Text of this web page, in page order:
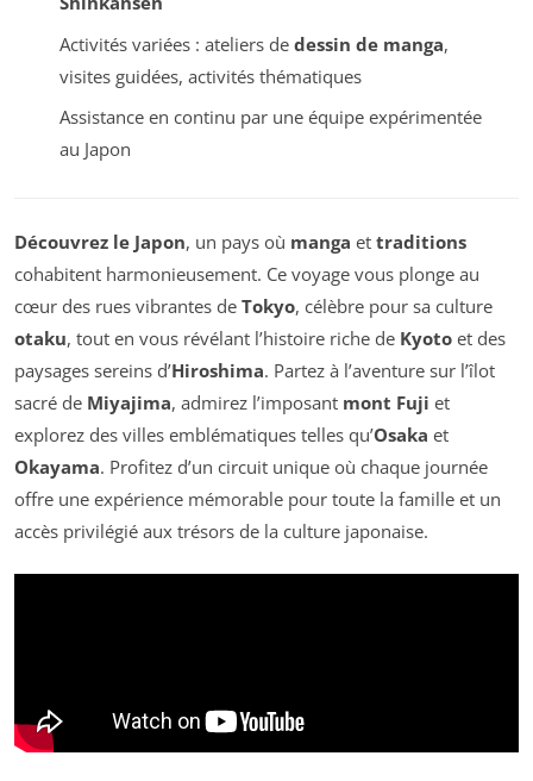
Activités variées : ateliers de dessin de manga,
visites guidées, activités thématiques
Assistance en continu par une équipe expérimentée
au Japon
Découvrez le Japon, un pays où manga et traditions
cohabitent harmonieusement. Ce voyage vous plonge au
cœur des rues vibrantes de Tokyo, célèbre pour sa culture
otaku, tout en vous révélant l’histoire riche de Kyoto et des
paysages sereins d’Hiroshima. Partez à l’aventure sur l’îlot
sacré de Miyajima, admirez l’imposant mont Fuji et
explorez des villes emblématiques telles qu’Osaka et
Okayama. Profitez d’un circuit unique où chaque journée
offre une expérience mémorable pour toute la famille et un
accès privilégié aux trésors de la culture japonaise.